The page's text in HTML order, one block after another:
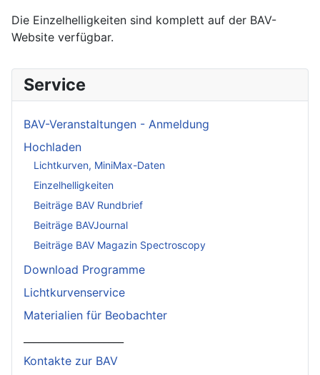
Die Einzelhelligkeiten sind komplett auf der BAV-
Website verfügbar.
Service
BAV-Veranstaltungen - Anmeldung
Hochladen
Lichtkurven, MiniMax-Daten
Einzelhelligkeiten
Beiträge BAV Rundbrief
Beiträge BAVJournal
Beiträge BAV Magazin Spectroscopy
Download Programme
Lichtkurvenservice
Materialien für Beobachter
Kontakte zur BAV